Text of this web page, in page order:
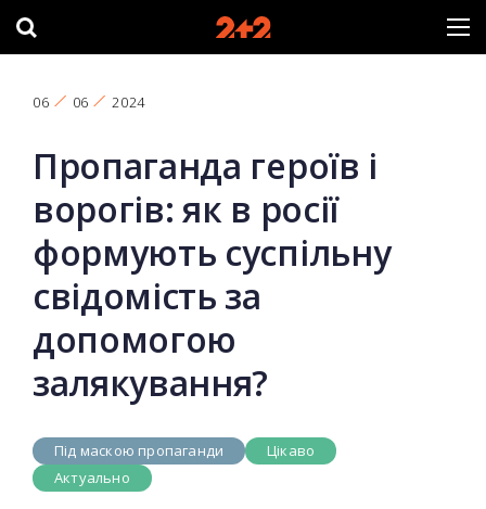
06 06 2024
Пропаганда героїв і
ворогів: як в росії
формують суспільну
свідомість за
допомогою
залякування?
Під маскою пропаганди
Цікаво
Актуально